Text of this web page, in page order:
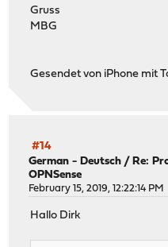
Gruss
MBG
Gesendet von iPhone mit
#14
German - Deutsch / Re:
OPNSense
February 15, 2019, 12:22:14 PM
Hallo Dirk